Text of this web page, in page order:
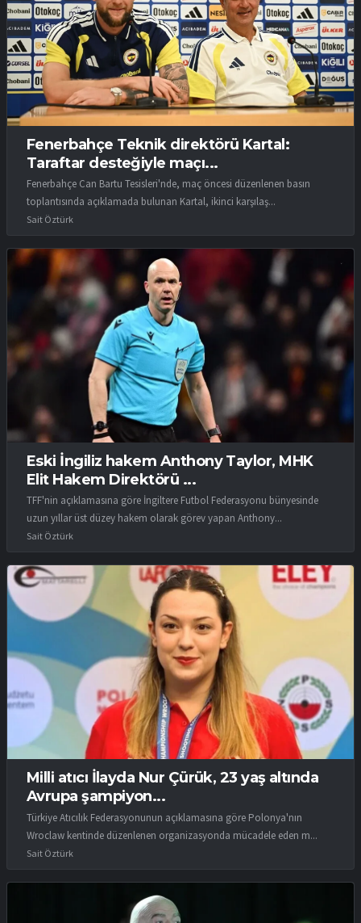
Fenerbahçe Teknik direktörü Kartal:
Taraftar desteğiyle maçı...
Fenerbahçe Can Bartu Tesisleri'nde, maç öncesi düzenlenen basın
toplantısında açıklamada bulunan Kartal, ikinci karşılaş...
Sait Öztürk
Eski İngiliz hakem Anthony Taylor, MHK
Elit Hakem Direktörü ...
TFF'nin açıklamasına göre İngiltere Futbol Federasyonu bünyesinde
uzun yıllar üst düzey hakem olarak görev yapan Anthony...
Sait Öztürk
Milli atıcı İlayda Nur Çürük, 23 yaş altında
Avrupa şampiyon...
Türkiye Atıcılık Federasyonunun açıklamasına göre Polonya'nın
Wroclaw kentinde düzenlenen organizasyonda mücadele eden m...
Sait Öztürk